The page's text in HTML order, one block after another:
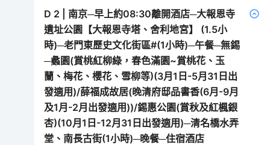
D 2
南京─早上約08:30離開酒店─大報恩寺
遺址公園【大報恩寺塔、舍利地宮】 (1.5小
時)─老門東歷史文化街區#(1小時)─午餐─無錫
─蠡園(賞桃紅柳綠，春色滿園~賞桃花、玉
蘭、梅花、櫻花、雪柳等)(3月1日-5月31日出
發適用)/薛福成故居(晚清府邸品書香(6月-9月
及1月-2月出發適用))/錫惠公園(賞秋及紅楓銀
杏)(10月1日-12月31日出發適用)─清名橋水弄
堂、南長古街(1小時)─晚餐─住宿酒店